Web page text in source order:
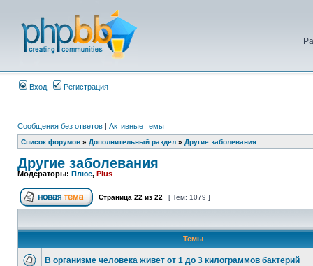
Вход Регистрация
Сообщения без ответов | Активные темы
Список форумов » Дополнительный раздел » Другие заболевания
Другие заболевания
Модераторы: Плюс, Plus
Страница 22 из 22 [ Тем: 1079 ]
Темы
В организме человека живет от 1 до 3 килограммов бактерий